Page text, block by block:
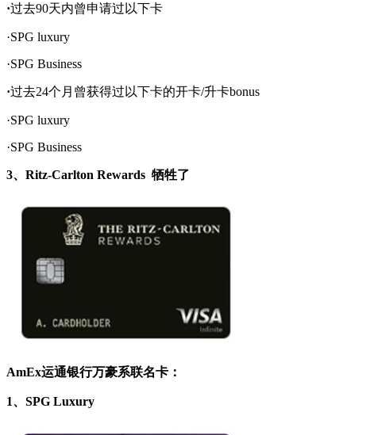
·过去90天内曾申请过以下卡
·SPG luxury
·SPG Business
·过去24个月曾获得过以下卡的开卡/升卡bonus
·SPG luxury
·SPG Business
3、Ritz-Carlton Rewards 牺牲了
AmEx运通银行万豪系联名卡：
1、SPG Luxury